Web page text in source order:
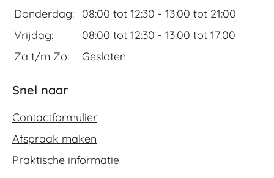
Donderdag:
08:00 tot 12:30 - 13:00 tot 21:00
Vrijdag:
08:00 tot 12:30 - 13:00 tot 17:00
Za t/m Zo:
Gesloten
Snel naar
Contactformulier
Afspraak maken
Praktische informatie